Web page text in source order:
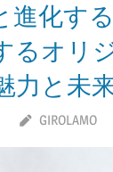
進化す
るオリ
力と未
GIROLAMO